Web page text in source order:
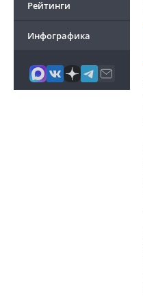
Рейтинги
Инфографика